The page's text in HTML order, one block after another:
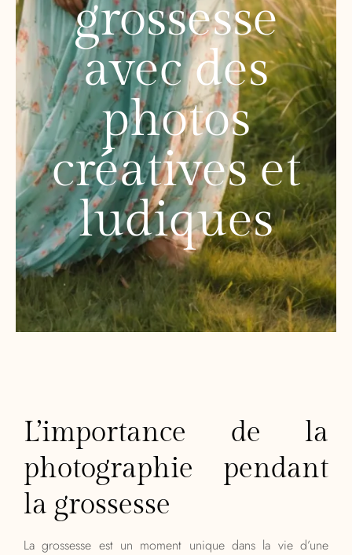
grossesse
avec des
photos
créatives et
ludiques
L’importance de la
photographie pendant
la grossesse
La grossesse est un moment unique dans la vie d’une